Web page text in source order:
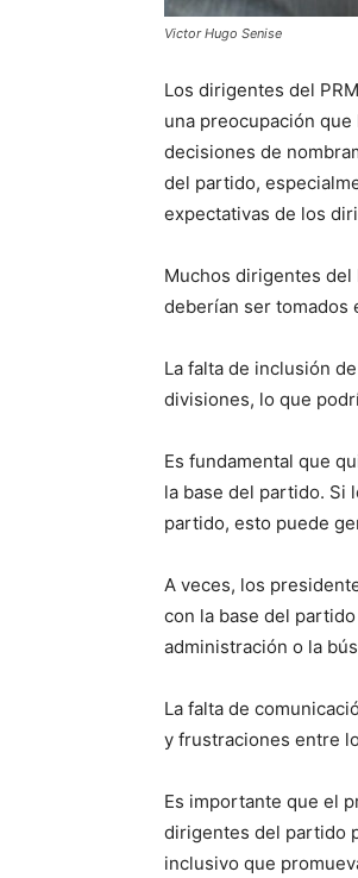
Victor Hugo Senise
Los dirigentes del
una preocupación
decisiones de
del partido,
expectativas de los
Muchos dirigentes del
deberían ser tomados
La falta de inclusión
divisiones, lo que
Es fundamental que
la base del partido. Si
partido, esto puede
A veces, los
con la base del
administración o la
La falta de
y frustraciones entre
Es importante que el
dirigentes del partido
inclusivo que